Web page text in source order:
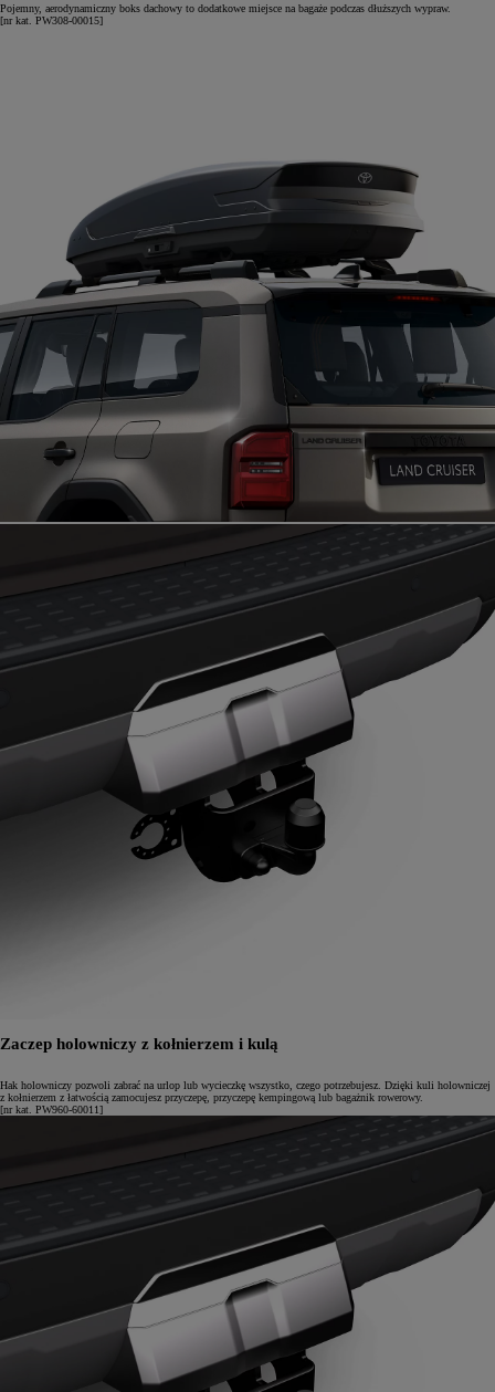
Pojemny, aerodynamiczny boks dachowy to dodatkowe miejsce na bagaże podczas dłuższych wypraw.
[nr kat. PW308-00015]
Zaczep holowniczy z kołnierzem i kulą
Hak holowniczy pozwoli zabrać na urlop lub wycieczkę wszystko, czego potrzebujesz. Dzięki kuli holowniczej
z kołnierzem z łatwością zamocujesz przyczepę, przyczepę kempingową lub bagażnik rowerowy.
[nr kat. PW960-60011]